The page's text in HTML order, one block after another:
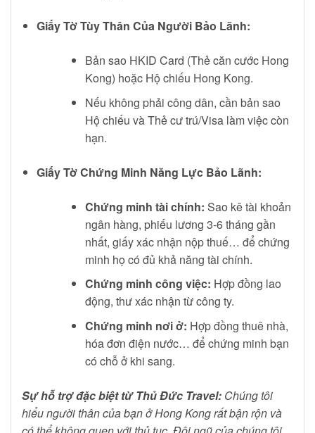
Giấy Tờ Tùy Thân Của Người Bảo Lãnh:
Bản sao HKID Card (Thẻ căn cước Hong
Kong) hoặc Hộ chiếu Hong Kong.
Nếu không phải công dân, cần bản sao
Hộ chiếu và Thẻ cư trú/Visa làm việc còn
hạn.
Giấy Tờ Chứng Minh Năng Lực Bảo Lãnh:
Chứng minh tài chính: Sao kê tài khoản
ngân hàng, phiếu lương 3-6 tháng gần
nhất, giấy xác nhận nộp thuế… để chứng
minh họ có đủ khả năng tài chính.
Chứng minh công việc: Hợp đồng lao
động, thư xác nhận từ công ty.
Chứng minh nơi ở: Hợp đồng thuê nhà,
hóa đơn điện nước… để chứng minh bạn
có chỗ ở khi sang.
Sự hỗ trợ đặc biệt từ Thủ Đức Travel: Chúng tôi
hiểu người thân của bạn ở Hong Kong rất bận rộn và